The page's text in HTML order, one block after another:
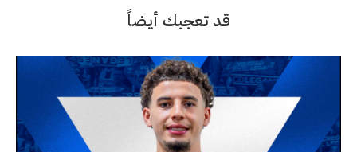
قد تعجبك أيضاً